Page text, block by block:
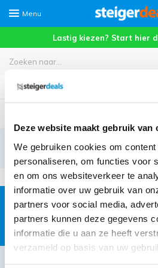
Deze website maakt gebruik van
We gebruiken cookies om
personaliseren, om functies voor
en om ons websiteverkeer te
informatie over uw gebruik van
partners voor social media,
partners kunnen deze gegevens
informatie die u aan ze heeft
verzameld op basis van uw
Menu
Lastig kiezen? Start hier
3x11 treden
Gratisjaarlijkse